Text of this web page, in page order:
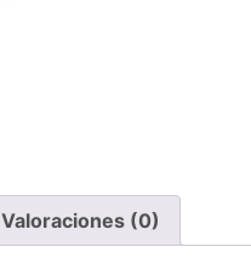
Valoraciones (0)